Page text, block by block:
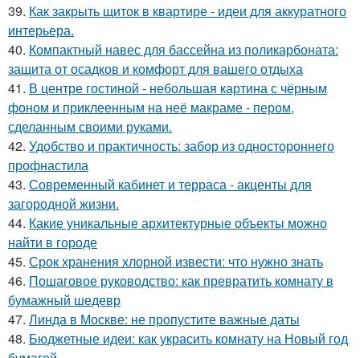
39. Как закрыть щиток в квартире - идеи для аккуратного
интерьера.
40. Компактный навес для бассейна из поликарбоната:
защита от осадков и комфорт для вашего отдыха
41. В центре гостиной - небольшая картина с чёрным
фоном и приклеенным на неё макраме - пером,
сделанным своими руками.
42. Удобство и практичность: забор из одностороннего
профнастила
43. Современный кабинет и терраса - акценты для
загородной жизни.
44. Какие уникальные архитектурные объекты можно
найти в городе
45. Срок хранения хлорной извести: что нужно знать
46. Пошаговое руководство: как превратить комнату в
бумажный шедевр
47. Линда в Москве: не пропустите важные даты
48. Бюджетные идеи: как украсить комнату на Новый год